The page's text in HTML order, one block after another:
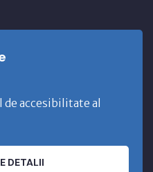
accesibilitate al
DETALII